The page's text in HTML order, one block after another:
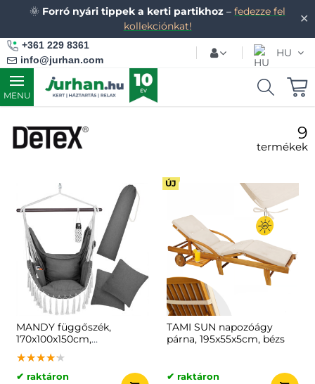
✕
🌞 Forró nyári tippek a kerti partikhoz – fedezze fel
kollekciónkat!
+361 229 8361
info@jurhan.com
HU
MENU
9
termékek
MANDY függőszék,
170x100x150cm,
sötétszürke
★★★★★
★★★★★
★★★★★
✔ raktáron
ÚJ
TAMI SUN napozóágy
párna, 195x55x5cm, bézs
✔ raktáron